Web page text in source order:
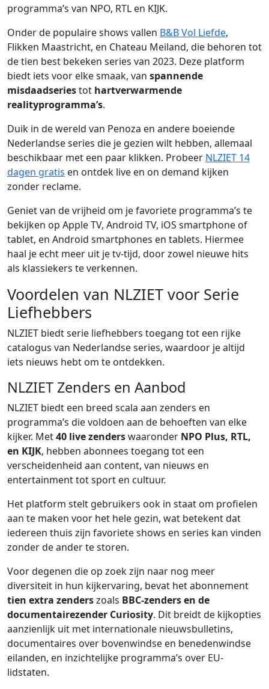
programma’s van NPO, RTL en KIJK.
Onder de populaire shows vallen B&B Vol Liefde,
Flikken Maastricht, en Chateau Meiland, die behoren tot
de tien best bekeken series van 2023. Deze platform
biedt iets voor elke smaak, van spannende
misdaadseriestot hartverwarmende
realityprogramma’s.
Duik in de wereld van Penoza en andere boeiende
Nederlandse series die je gezien wilt hebben, allemaal
beschikbaar met een paar klikken. Probeer NLZIET 14
dagen gratis en ontdek live en on demand kijken
zonder reclame.
Geniet van de vrijheid om je favoriete programma’s te
bekijken op Apple TV, Android TV, iOS smartphone of
tablet, en Android smartphones en tablets. Hiermee
haal je echt meer uit je tv-tijd, door zowel nieuwe hits
als klassiekers te verkennen.
Voordelen van NLZIET voor Serie
Liefhebbers
NLZIET biedt serie liefhebbers toegang tot een rijke
catalogus van Nederlandse series, waardoor je altijd
iets nieuws hebt om te ontdekken.
NLZIET Zenders en Aanbod
NLZIET biedt een breed scala aan zenders en
programma’s die voldoen aan de behoeften van elke
kijker. Met40 live zenderswaaronder NPO Plus, RTL,
en KIJK, hebben abonnees toegang tot een
verscheidenheid aan content, van nieuws en
entertainment tot sport en cultuur.
Het platform stelt gebruikers ook in staat om profielen
aan te maken voor het hele gezin, wat betekent dat
iedereen thuis zijn favoriete shows en series kan vinden
zonder de ander te storen.
Voor degenen die op zoek zijn naar nog meer
diversiteit in hun kijkervaring, bevat het abonnement
tien extra zenderszoals BBC-zenders en de
documentairezender Curiosity. Dit breidt de kijkopties
aanzienlijk uit met internationale nieuwsbulletins,
documentaires over bovenwindse en benedenwindse
eilanden, en inzichtelijke programma’s over EU-
lidstaten.